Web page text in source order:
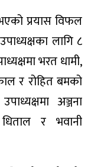
प्रयास विफल
लागि ८
भरत धामी,
र रोहित बमको
अञ्जना
र भवानी